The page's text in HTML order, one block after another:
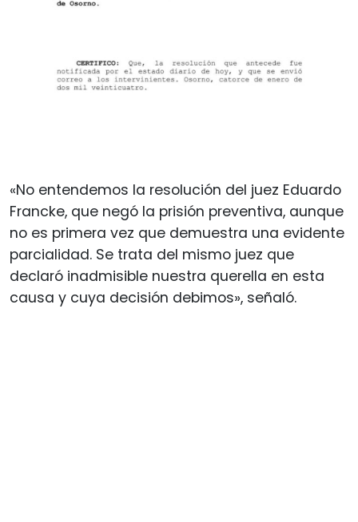
«No entendemos la resolución del juez Eduardo
Francke, que negó la prisión preventiva, aunque
no es primera vez que demuestra una evidente
parcialidad. Se trata del mismo juez que
declaró inadmisible nuestra querella en esta
causa y cuya decisión debimos», señaló.